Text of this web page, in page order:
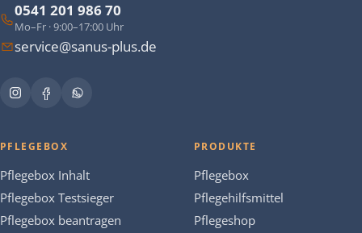
0541 201 986 70
Mo–Fr · 9:00–17:00 Uhr
service@sanus-plus.de
PFLEGEBOX
Pflegebox Inhalt
Pflegebox Testsieger
Pflegebox beantragen
PRODUKTE
Pflegebox
Pflegehilfsmittel
Pflegeshop